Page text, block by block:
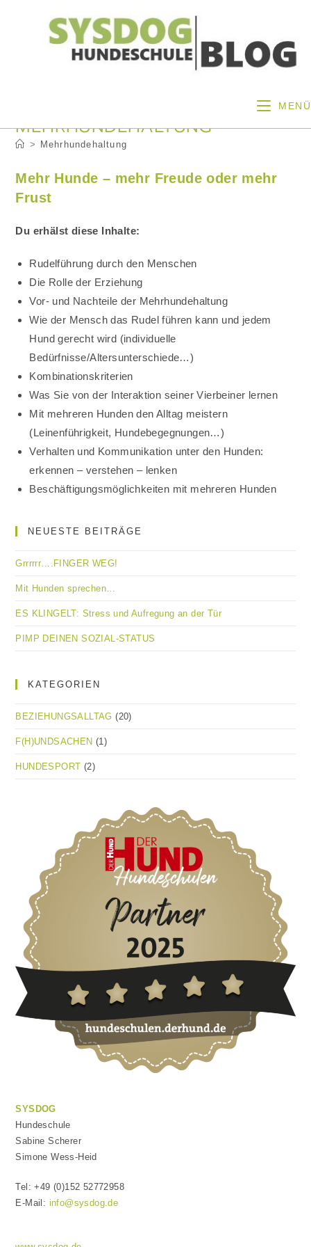
MENÜ
MEHRHUNDEHALTUNG
> Mehrhundehaltung
Mehr Hunde – mehr Freude oder mehr
Frust
Du erhälst diese Inhalte:
Rudelführung durch den Menschen
Die Rolle der Erziehung
Vor- und Nachteile der Mehrhundehaltung
Wie der Mensch das Rudel führen kann und jedem
Hund gerecht wird (individuelle
Bedürfnisse/Altersunterschiede…)
Kombinationskriterien
Was Sie von der Interaktion seiner Vierbeiner lernen
Mit mehreren Hunden den Alltag meistern
(Leinenführigkeit, Hundebegegnungen…)
Verhalten und Kommunikation unter den Hunden:
erkennen – verstehen – lenken
Beschäftigungsmöglichkeiten mit mehreren Hunden
NEUESTE BEITRÄGE
Grrrrrr….FINGER WEG!
Mit Hunden sprechen…
ES KLINGELT: Stress und Aufregung an der Tür
PIMP DEINEN SOZIAL-STATUS
KATEGORIEN
BEZIEHUNGSALLTAG (20)
F(H)UNDSACHEN (1)
HUNDESPORT (2)
SYSDOG
Hundeschule
Sabine Scherer
Simone Wess-Heid
Tel: +49 (0)152 52772958
E-Mail: info@sysdog.de